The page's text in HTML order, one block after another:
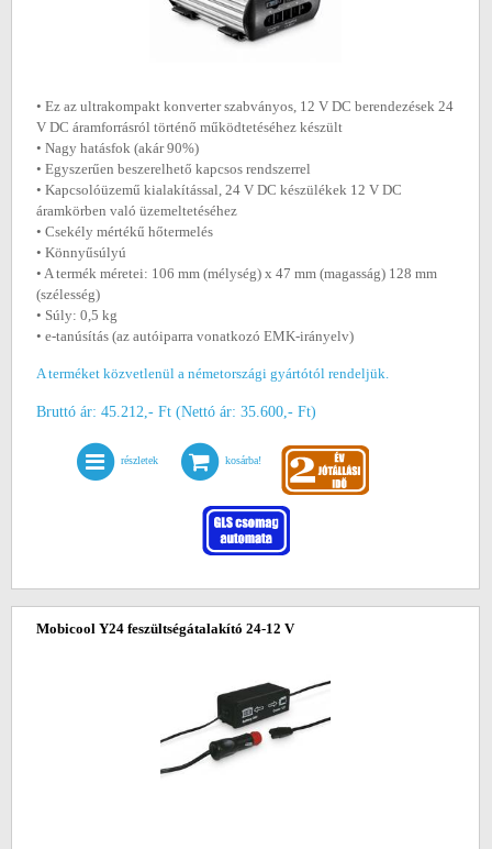
• Ez az ultrakompakt konverter szabványos, 12 V DC berendezések 24
V DC áramforrásról történő működtetéséhez készült
• Nagy hatásfok (akár 90%)
• Egyszerűen beszerelhető kapcsos rendszerrel
• Kapcsolóüzemű kialakítással, 24 V DC készülékek 12 V DC
áramkörben való üzemeltetéséhez
• Csekély mértékű hőtermelés
• Könnyűsúlyú
• A termék méretei: 106 mm (mélység) x 47 mm (magasság) 128 mm
(szélesség)
• Súly: 0,5 kg
• e-tanúsítás (az autóiparra vonatkozó EMK-irányelv)
A terméket közvetlenül a németországi gyártótól rendeljük.
Bruttó ár: 45.212,- Ft (Nettó ár: 35.600,- Ft)
részletek kosárba!
Mobicool Y24 feszültségátalakító 24-12 V